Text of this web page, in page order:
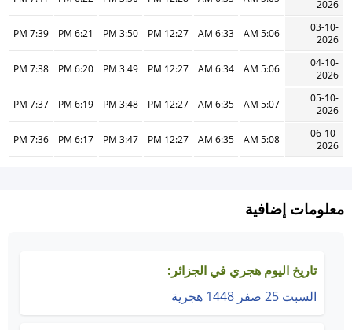
2026
03-10-
2026
5:06 AM
6:33 AM
12:27 PM
3:50 PM
6:21 PM
7:39 PM
04-10-
2026
5:06 AM
6:34 AM
12:27 PM
3:49 PM
6:20 PM
7:38 PM
05-10-
2026
5:07 AM
6:35 AM
12:27 PM
3:48 PM
6:19 PM
7:37 PM
06-10-
2026
5:08 AM
6:35 AM
12:27 PM
3:47 PM
6:17 PM
7:36 PM
معلومات إضافية
تاريخ اليوم هجري في الجزائر:
السبت 25 صفر 1448 هجرية